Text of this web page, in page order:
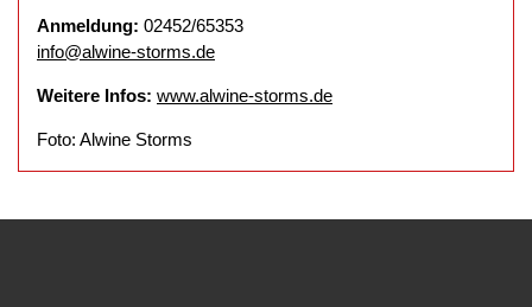
Anmeldung: 02452/65353
info@alwine-storms.de
Weitere Infos: www.alwine-storms.de
Foto: Alwine Storms